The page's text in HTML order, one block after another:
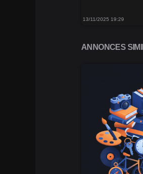
13/11/2025 19:29
ANNONCES